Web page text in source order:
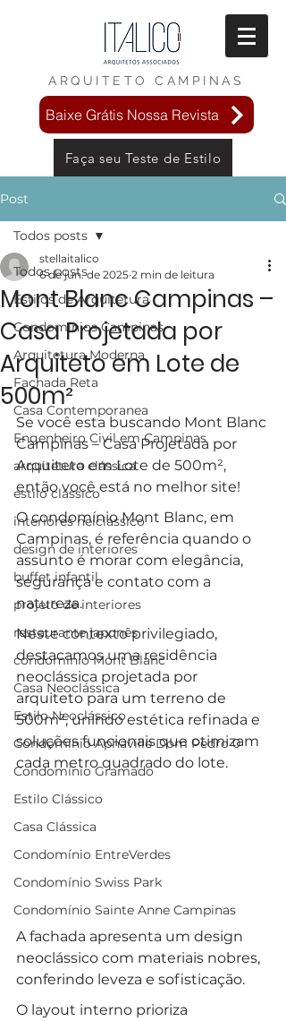
ARQUITETO CAMPINAS
Baixe Grátis Nossa Revista
Faça seu Teste de Estilo
Post
Todos posts
Estilos de Arquitetura
Condomínios Campinas
Arquitetura Moderna
Fachada Reta
Casa Contemporanea
Engenheiro Civil em Campinas
arquitetura clássica
estilo clássico
interiores neiclássico
design de interiores
buffet infantil
projeto de interiores
restaurante japonês
condomínio Mont Blanc
Casa Neoclássica
Estilo Neoclássico
Condomínio Aphaville Dom Pedro 0
Condomínio Gramado
Estilo Clássico
Casa Clássica
Condomínio EntreVerdes
Condomínio Swiss Park
Condomínio Sainte Anne Campinas
Todos posts
Mont Blanc Campinas –
Casa Projetada por
Arquiteto em Lote de
500m²
stellaitalico
6 de jun. de 2025 2 min de leitura
Se você esta buscando Mont Blanc
Campinas – Casa Projetada por
Arquiteto em Lote de 500m²,
então você está no melhor site!
O condomínio Mont Blanc, em
Campinas, é referência quando o
assunto é morar com elegância,
segurança e contato com a
natureza.
Neste contexto privilegiado,
destacamos uma residência
neoclássica projetada por
arquiteto para um terreno de
500m², unindo estética refinada e
soluções funcionais que otimizam
cada metro quadrado do lote.
A fachada apresenta um design
neoclássico com materiais nobres,
conferindo leveza e sofisticação.
O layout interno prioriza